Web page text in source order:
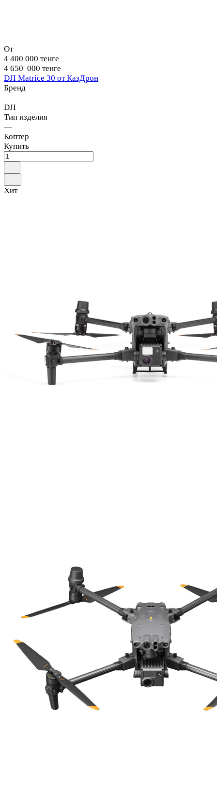
От
4 400 000 тенге
4 650 000 тенге
DJI Matrice 30 от КазДрон
Бренд
—
DJI
Тип изделия
—
Коптер
Купить
Хит